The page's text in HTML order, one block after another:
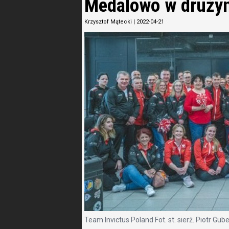
Medalowo w
Krzysztof Mątecki | 2022-04-21
Team Invictus Poland Fot. st. sierż. Piotr